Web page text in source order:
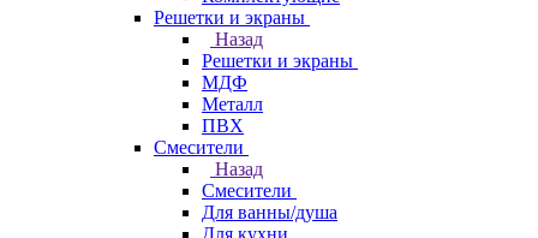
Решетки и экраны
Назад
Решетки и экраны
МДФ
Металл
ПВХ
Смесители
Назад
Смесители
Для ванны/душа
Для кухни